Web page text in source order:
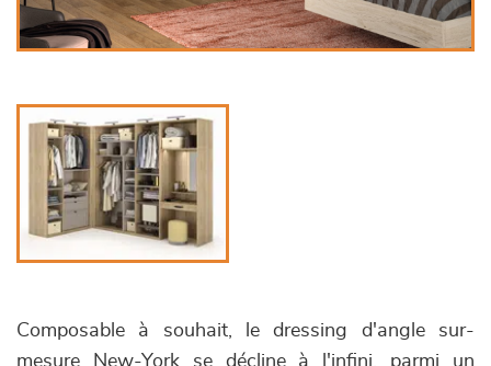
Composable à souhait, le dressing d'angle sur-
mesure New-York se décline à l'infini, parmi un